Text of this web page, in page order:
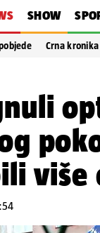
SHOW
Crna kronika